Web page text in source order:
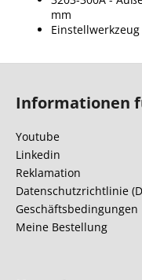
mm
Einstellwerkzeug
Informationen
Youtube
Linkedin
Reklamation
Datenschutzrichtlinie
Geschäftsbedingungen
Meine Bestellung